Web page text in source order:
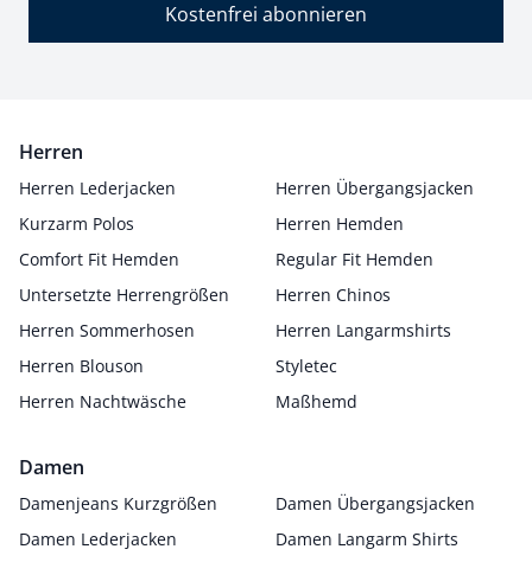
Kostenfrei abonnieren
Herren
Herren Lederjacken
Herren Übergangsjacken
Kurzarm Polos
Herren Hemden
Comfort Fit Hemden
Regular Fit Hemden
Untersetzte Herrengrößen
Herren Chinos
Herren Sommerhosen
Herren Langarmshirts
Herren Blouson
Styletec
Herren Nachtwäsche
Maßhemd
Damen
Damenjeans Kurzgrößen
Damen Übergangsjacken
Damen Lederjacken
Damen Langarm Shirts